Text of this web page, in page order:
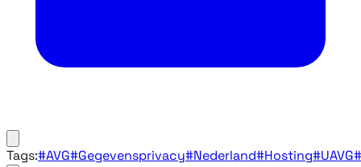
Tags:#AVG#Gegevensprivacy#Nederland#Hosting#UAVG